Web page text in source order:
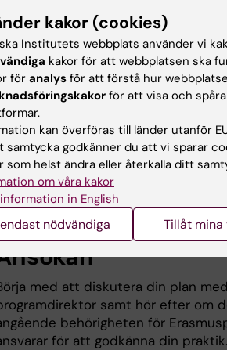
du ändå planerar att genomföra
eller Storbritannien så kan
från kursansvarig/
att kunna söka visum för praktik
så kallat sponsorskap,Certificate
organisationen ansöker
process, vilket är bra
din praktikansökan. KI kan
Läs mer på
med att diskutera din plan
samt hör efter om
behörigheten för
för att godkänna din praktik.
kakor (cookies)
Institutets webbplats använder vi
kakor för att webbplatsen ska
föranalys för att förstå hur
för att visa och
kan överföras till länder utanför
samtycka godkänner du att vi sparar
som helst ändra eller återkalla ditt
om våra kakor
in English
nödvändiga Tillåt mina